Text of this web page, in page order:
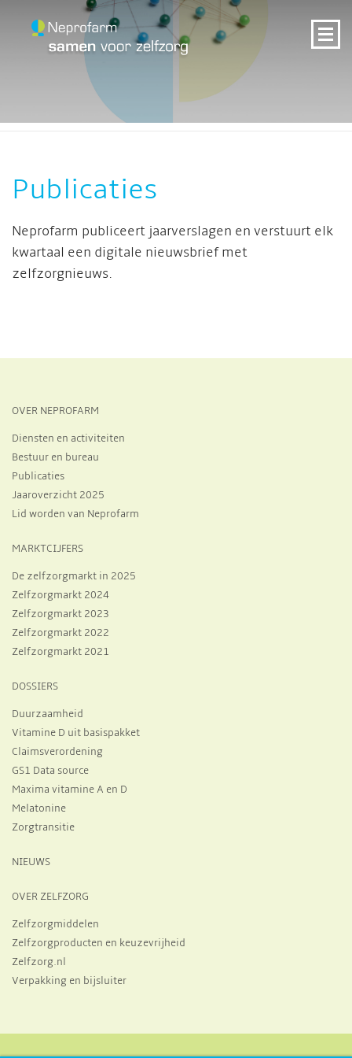
Publicaties
Neprofarm publiceert jaarverslagen en verstuurt elk
kwartaal een digitale nieuwsbrief met
zelfzorgnieuws.
OVER NEPROFARM
Diensten en activiteiten
Bestuur en bureau
Publicaties
Jaaroverzicht 2025
Lid worden van Neprofarm
MARKTCIJFERS
De zelfzorgmarkt in 2025
Zelfzorgmarkt 2024
Zelfzorgmarkt 2023
Zelfzorgmarkt 2022
Zelfzorgmarkt 2021
DOSSIERS
Duurzaamheid
Vitamine D uit basispakket
Claimsverordening
GS1 Data source
Maxima vitamine A en D
Melatonine
Zorgtransitie
NIEUWS
OVER ZELFZORG
Zelfzorgmiddelen
Zelfzorgproducten en keuzevrijheid
Zelfzorg.nl
Verpakking en bijsluiter